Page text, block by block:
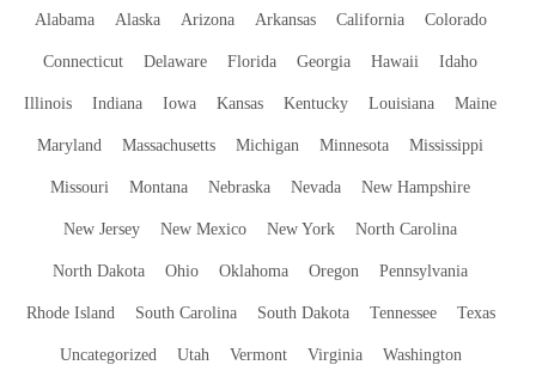
Alabama Alaska Arizona Arkansas California Colorado
Connecticut Delaware Florida Georgia Hawaii Idaho
Illinois Indiana Iowa Kansas Kentucky Louisiana Maine
Maryland Massachusetts Michigan Minnesota Mississippi
Missouri Montana Nebraska Nevada New Hampshire
New Jersey New Mexico New York North Carolina
North Dakota Ohio Oklahoma Oregon Pennsylvania
Rhode Island South Carolina South Dakota Tennessee Texas
Uncategorized Utah Vermont Virginia Washington